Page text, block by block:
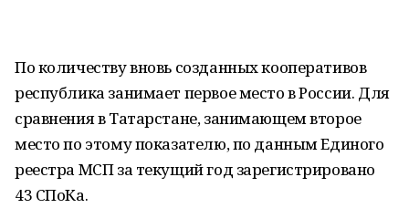
По количеству вновь созданных кооперативов
республика занимает первое место в России. Для
сравнения в Татарстане, занимающем второе
место по этому показателю, по данным Единого
реестра МСП за текущий год зарегистрировано
43 СПоКа.